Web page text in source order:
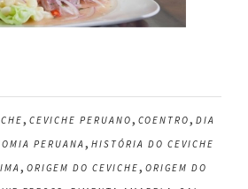
, CEVICHE PERUANO, COENTRO, DIA
PERUANA , HISTÓRIA DO CEVICHE
, ORIGEM DO CEVICHE, ORIGEM DO